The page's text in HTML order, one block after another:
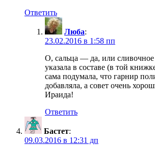
Ответить
Люба:
23.02.2016 в 1:58 пп
О, сальца — да, или сливочное
указала в составе (в той
сама подумала, что гарнир
добавляла, а совет очень
Ираида!
Ответить
Бастет:
09.03.2016 в 12:31 дп